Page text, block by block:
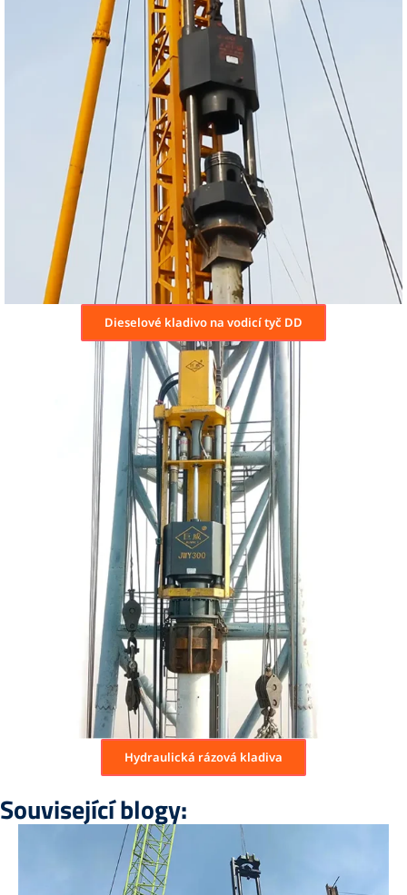
Dieselové kladivo na vodicí tyč DD
Hydraulická rázová kladiva
Související blogy: